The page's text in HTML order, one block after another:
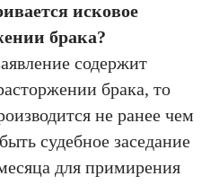
исковое
брака?
содержит
брака, то
не ранее чем
судебное заседание
для примирения